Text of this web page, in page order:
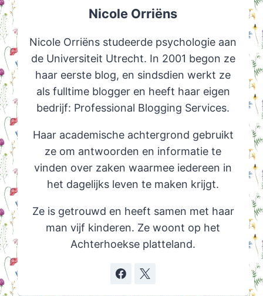
Nicole Orriëns
Nicole Orriëns studeerde psychologie aan
de Universiteit Utrecht. In 2001 begon ze
haar eerste blog, en sindsdien werkt ze
als fulltime blogger en heeft haar eigen
bedrijf: Professional Blogging Services.
Haar academische achtergrond gebruikt
ze om antwoorden en informatie te
vinden over zaken waarmee iedereen in
het dagelijks leven te maken krijgt.
Ze is getrouwd en heeft samen met haar
man vijf kinderen. Ze woont op het
Achterhoekse platteland.